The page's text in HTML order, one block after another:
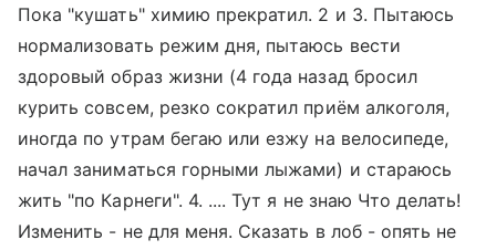
Пока "кушать" химию прекратил. 2 и 3. Пытаюсь
нормализовать режим дня, пытаюсь вести
здоровый образ жизни (4 года назад бросил
курить совсем, резко сократил приём алкоголя,
иногда по утрам бегаю или езжу на велосипеде,
начал заниматься горными лыжами) и стараюсь
жить "по Карнеги". 4. .... Тут я не знаю Что делать!
Изменить - не для меня. Сказать в лоб - опять не